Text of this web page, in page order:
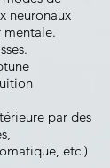
neuronaux
par des
etc.)